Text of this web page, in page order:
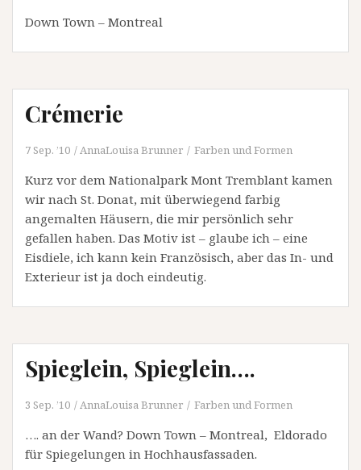
Down Town – Montreal
Crémerie
7 Sep. ’10 AnnaLouisa Brunner Farben und Formen
Kurz vor dem Nationalpark Mont Tremblant kamen
wir nach St. Donat, mit überwiegend farbig
angemalten Häusern, die mir persönlich sehr
gefallen haben. Das Motiv ist – glaube ich – eine
Eisdiele, ich kann kein Französisch, aber das In- und
Exterieur ist ja doch eindeutig.
Spieglein, Spieglein….
3 Sep. ’10 AnnaLouisa Brunner Farben und Formen
…. an der Wand? Down Town – Montreal, Eldorado
für Spiegelungen in Hochhausfassaden.